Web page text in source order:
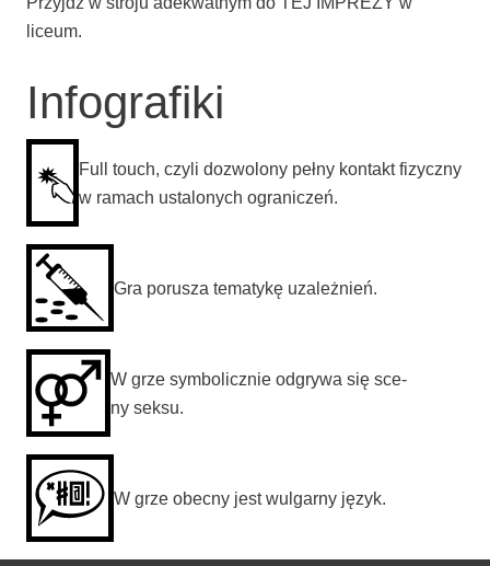
liceum.
Infografiki
Full touch, czy­li dozwo­lo­ny peł­ny kon­takt fizycz­ny
w ramach usta­lo­nych ograniczeń.
Gra poru­sza tema­ty­kę uzależnień.
W grze sym­bo­licz­nie odgry­wa się sce­
ny seksu.
W grze obec­ny jest wul­gar­ny język.